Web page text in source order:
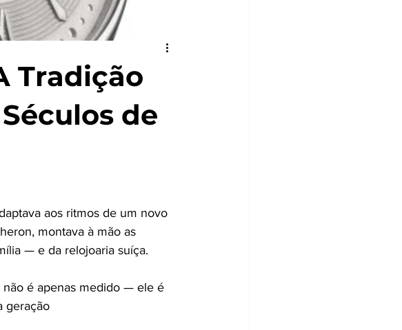
Tradição
de
aos ritmos de um novo
montava à mão as
— e da relojoaria suíça.
não é apenas medido — ele é
geração